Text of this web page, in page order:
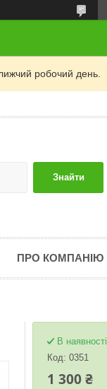
робочий день.
Знайти
ПРО КОМПАНІЮ
В наявності
Код: 0351
1 300 ₴